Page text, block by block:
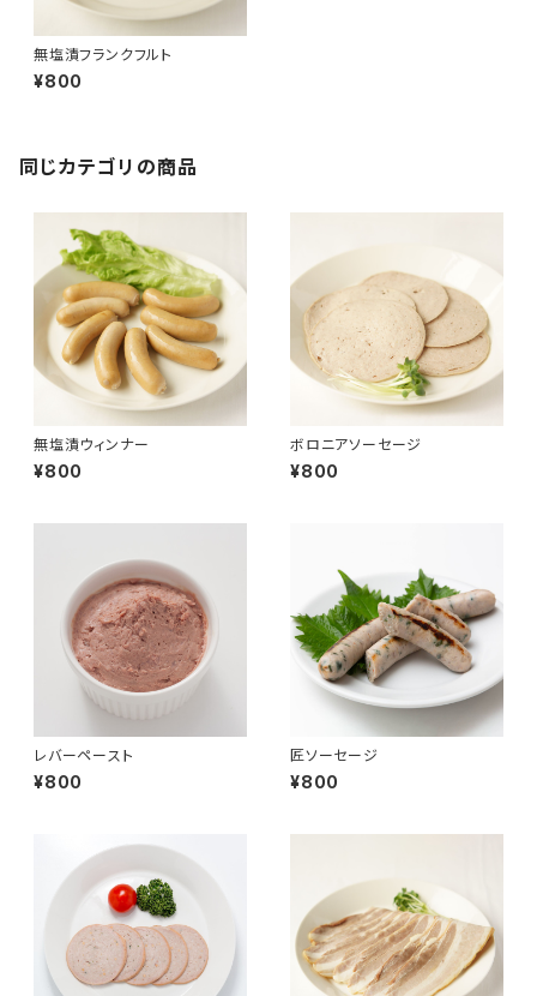
無塩漬フランクフルト
¥800
同じカテゴリの商品
無塩漬ウィンナー
¥800
ボロニアソーセージ
¥800
レバーペースト
¥800
匠ソーセージ
¥800